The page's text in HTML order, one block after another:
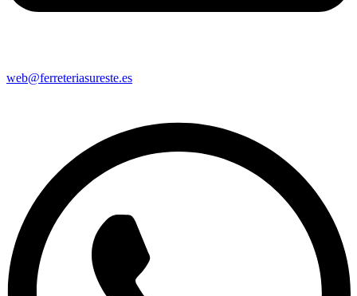
web@ferreteriasureste.es